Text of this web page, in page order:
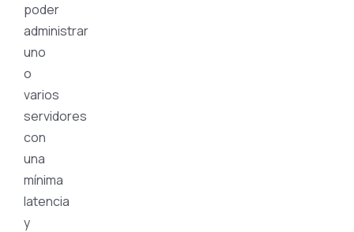
poder
administrar
uno
o
varios
servidores
con
una
mínima
latencia
y